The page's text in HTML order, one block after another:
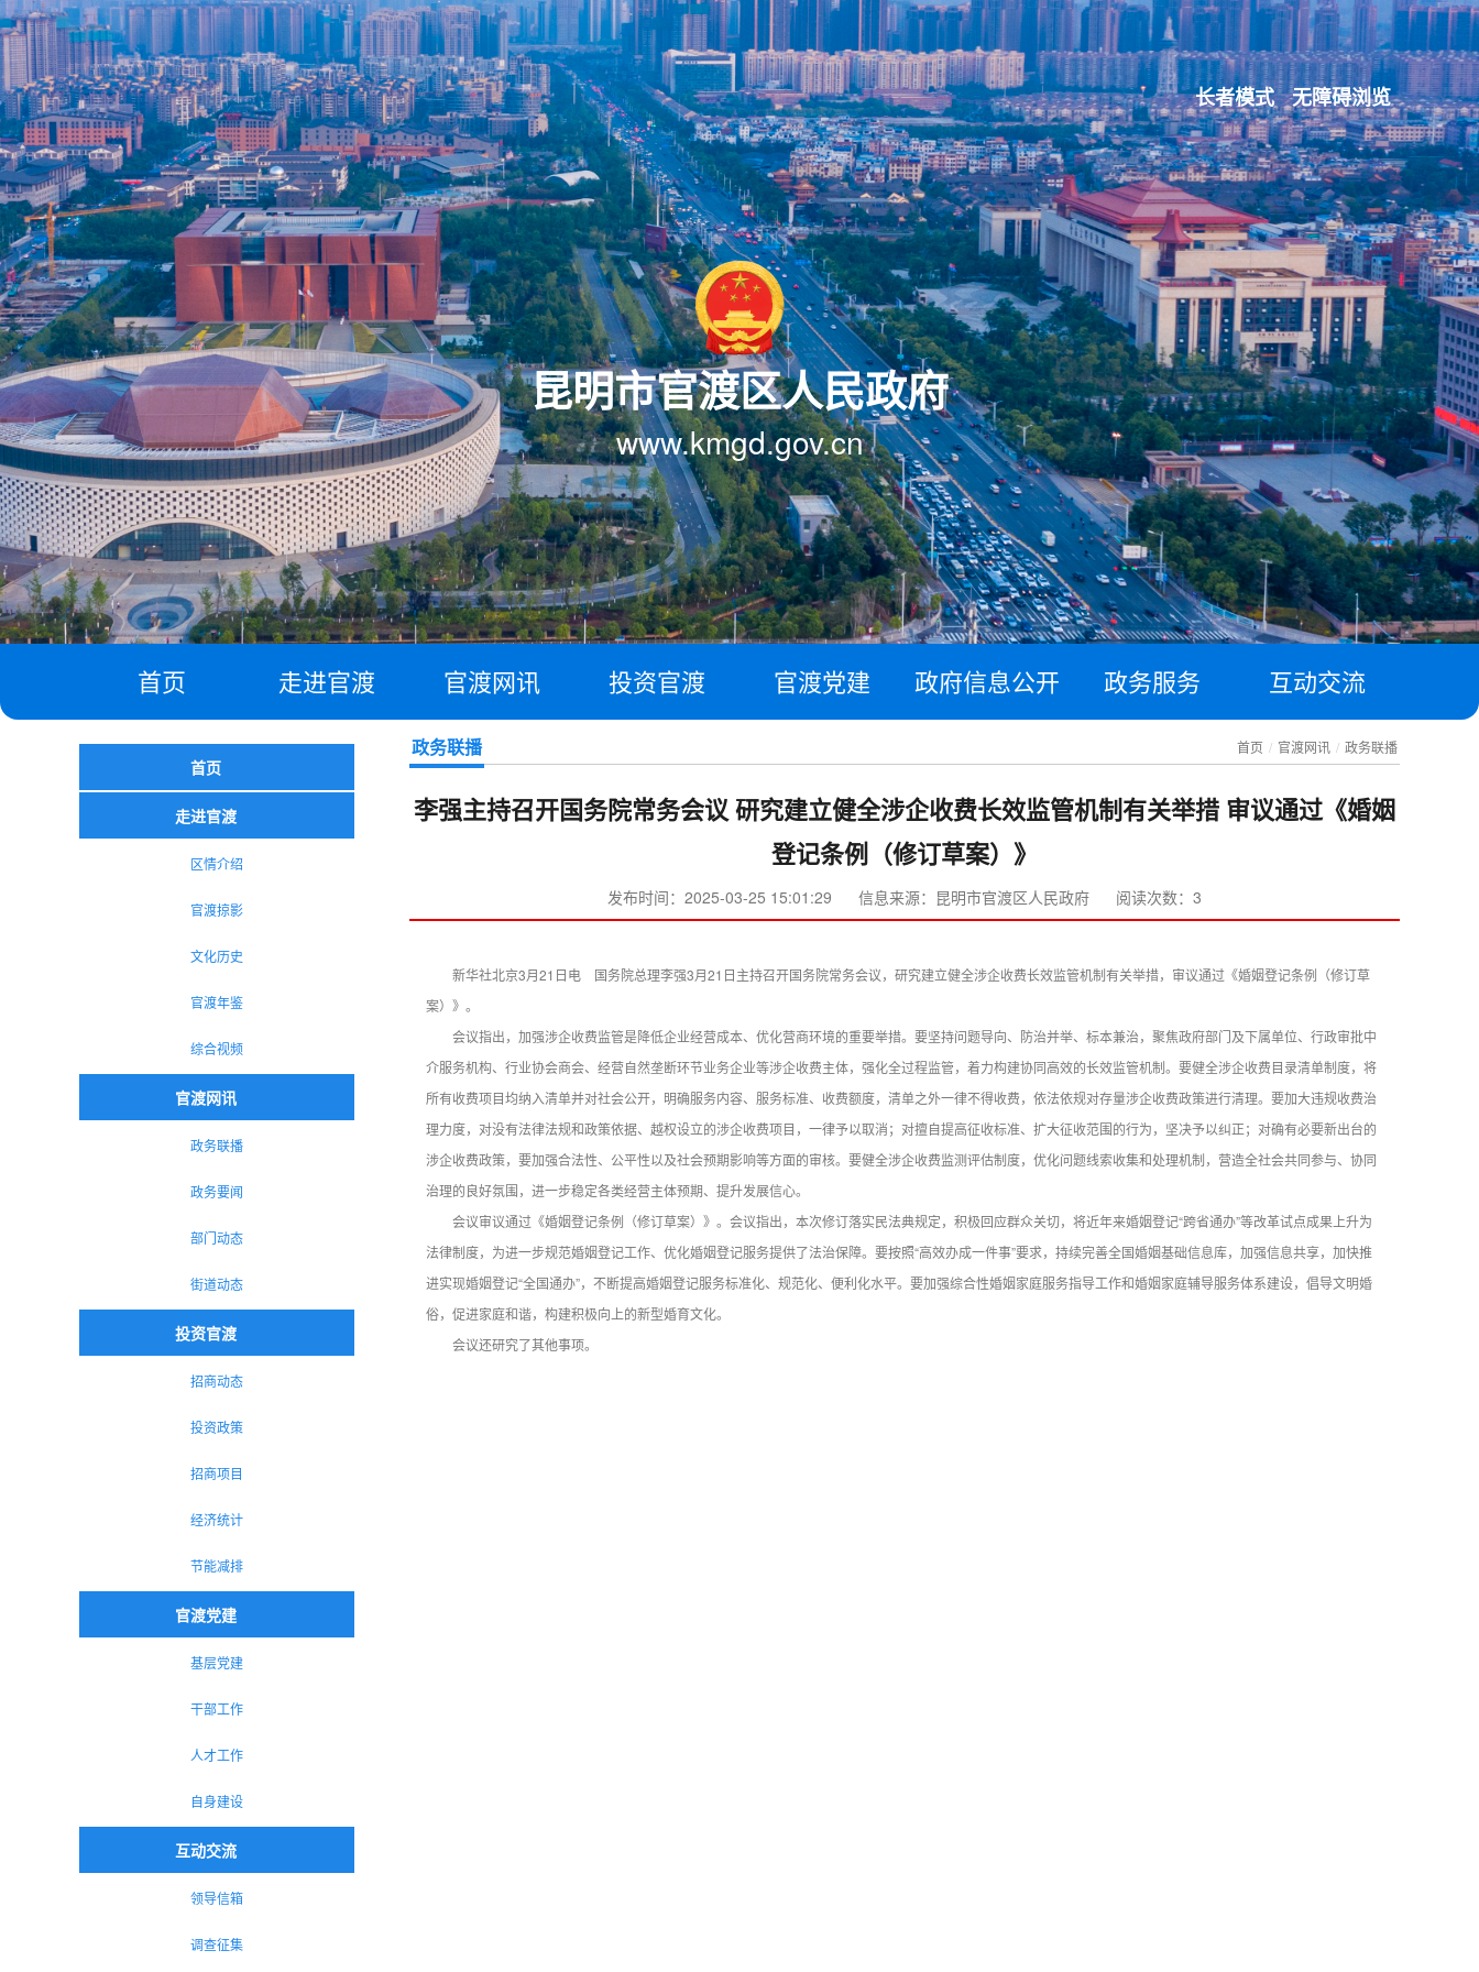
无障碍浏览
长者模式
昆明市官渡区人民政府
www.kmgd.gov.cn
首页 走进官渡 官渡网讯 投资官渡 官渡党建 政府信息公开 政务服务 互动交流
首页
走进官渡
区情介绍
官渡掠影
文化历史
官渡年鉴
综合视频
官渡网讯
政务联播
政务要闻
部门动态
街道动态
投资官渡
招商动态
投资政策
招商项目
经济统计
节能减排
官渡党建
基层党建
干部工作
人才工作
自身建设
互动交流
领导信箱
调查征集
政务联播 首页 / 官渡网讯 / 政务联播
李强主持召开国务院常务会议 研究建立健全涉企收费长效监管机制有关举措 审议通过《婚姻
登记条例（修订草案）》
发布时间：2025-03-25 15:01:29 信息来源：昆明市官渡区人民政府 阅读次数：3
新华社北京3月21日电 国务院总理李强3月21日主持召开国务院常务会议，研究建立健全涉企收费长效监管机制有关举措，审议通过《婚姻登记条例（修订草
案）》。
会议指出，加强涉企收费监管是降低企业经营成本、优化营商环境的重要举措。要坚持问题导向、防治并举、标本兼治，聚焦政府部门及下属单位、行政审批中
介服务机构、行业协会商会、经营自然垄断环节业务企业等涉企收费主体，强化全过程监管，着力构建协同高效的长效监管机制。要健全涉企收费目录清单制度，将
所有收费项目均纳入清单并对社会公开，明确服务内容、服务标准、收费额度，清单之外一律不得收费，依法依规对存量涉企收费政策进行清理。要加大违规收费治
理力度，对没有法律法规和政策依据、越权设立的涉企收费项目，一律予以取消；对擅自提高征收标准、扩大征收范围的行为，坚决予以纠正；对确有必要新出台的
涉企收费政策，要加强合法性、公平性以及社会预期影响等方面的审核。要健全涉企收费监测评估制度，优化问题线索收集和处理机制，营造全社会共同参与、协同
治理的良好氛围，进一步稳定各类经营主体预期、提升发展信心。
会议审议通过《婚姻登记条例（修订草案）》。会议指出，本次修订落实民法典规定，积极回应群众关切，将近年来婚姻登记“跨省通办”等改革试点成果上升为
法律制度，为进一步规范婚姻登记工作、优化婚姻登记服务提供了法治保障。要按照“高效办成一件事”要求，持续完善全国婚姻基础信息库，加强信息共享，加快推
进实现婚姻登记“全国通办”，不断提高婚姻登记服务标准化、规范化、便利化水平。要加强综合性婚姻家庭服务指导工作和婚姻家庭辅导服务体系建设，倡导文明婚
俗，促进家庭和谐，构建积极向上的新型婚育文化。
会议还研究了其他事项。